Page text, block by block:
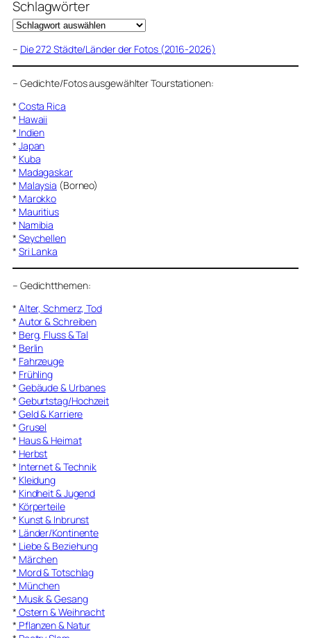
Schlagwörter
– Die 272 Städte/Länder der Fotos (2016-2026)
– Gedichte/Fotos ausgewählter Tourstationen:
* Costa Rica
* Hawaii
* Indien
* Japan
* Kuba
* Madagaskar
* Malaysia (Borneo)
* Marokko
* Mauritius
* Namibia
* Seychellen
* Sri Lanka
– Gedichtthemen:
* Alter, Schmerz, Tod
* Autor & Schreiben
* Berg, Fluss & Tal
* Berlin
* Fahrzeuge
* Frühling
* Gebäude & Urbanes
* Geburtstag/Hochzeit
* Geld & Karriere
* Grusel
* Haus & Heimat
* Herbst
* Internet & Technik
* Kleidung
* Kindheit & Jugend
* Körperteile
* Kunst & Inbrunst
* Länder/Kontinente
* Liebe & Beziehung
* Märchen
* Mord & Totschlag
* München
* Musik & Gesang
* Ostern & Weihnacht
* Pflanzen & Natur